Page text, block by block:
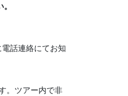
話連絡にてお知
。ツアー内で非